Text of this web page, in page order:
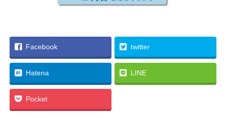
Facebook twitter
Hatena LINE
Pocket